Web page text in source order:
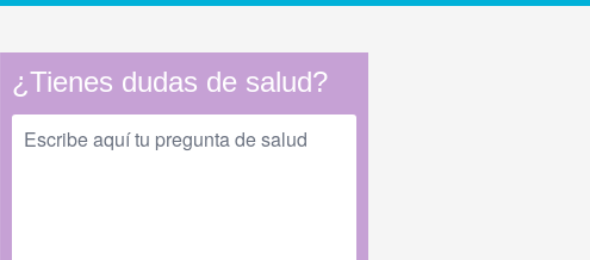
¿Tienes dudas de salud?